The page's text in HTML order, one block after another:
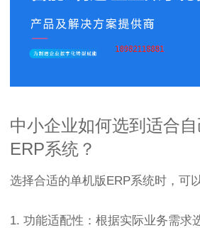
中小企业如何选到适合
ERP系统？
选择合适的单机版ERP系统时，可
1. 功能适配性：根据实际业务需求